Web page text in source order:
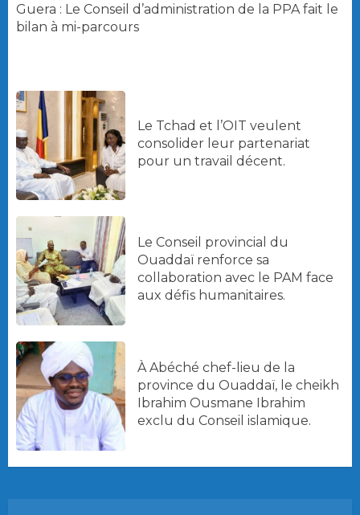
Guera : Le Conseil d’administration de la PPA fait le
bilan à mi-parcours
Le Tchad et l’OIT veulent
consolider leur partenariat
pour un travail décent.
Le Conseil provincial du
Ouaddaï renforce sa
collaboration avec le PAM face
aux défis humanitaires.
À Abéché chef-lieu de la
province du Ouaddaï, le cheikh
Ibrahim Ousmane Ibrahim
exclu du Conseil islamique.